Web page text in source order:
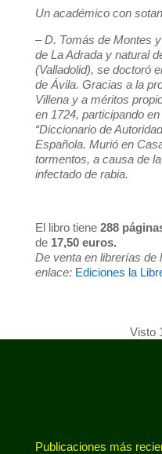
Un académico con
– D. Tomás de Montes
de La Adrada y natural
(Valladolid), se doctoró
de Ávila. Gracias a la
Villena y a méritos
en 1724, participando
“Diccionario de
Española. Murió en
tormentos, a causa de
infectado de rabia.
El libro tiene 288
de 17,50 euros.
De venta en librerías de
enlace: Ediciones la
Visto
Publicaciones más